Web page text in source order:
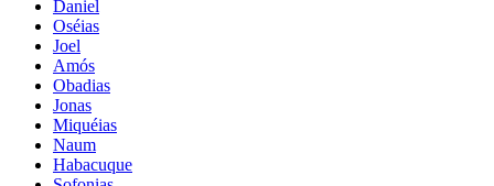
Daniel
Oséias
Joel
Amós
Obadias
Jonas
Miquéias
Naum
Habacuque